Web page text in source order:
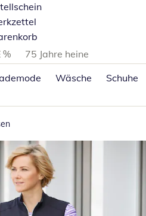
%
75 Jahre heine
Wäsche Schuhe